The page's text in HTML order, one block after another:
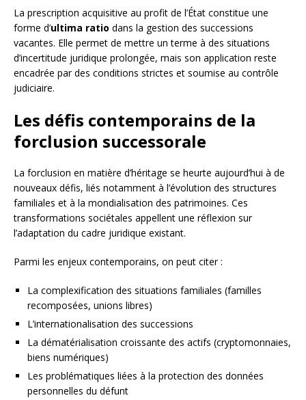
La prescription acquisitive au profit de l’État constitue une
forme d’ultima ratio dans la gestion des successions
vacantes. Elle permet de mettre un terme à des situations
d’incertitude juridique prolongée, mais son application reste
encadrée par des conditions strictes et soumise au contrôle
judiciaire.
Les défis contemporains de la
forclusion successorale
La forclusion en matière d’héritage se heurte aujourd’hui à de
nouveaux défis, liés notamment à l’évolution des structures
familiales et à la mondialisation des patrimoines. Ces
transformations sociétales appellent une réflexion sur
l’adaptation du cadre juridique existant.
Parmi les enjeux contemporains, on peut citer :
La complexification des situations familiales (familles
recomposées, unions libres)
L’internationalisation des successions
La dématérialisation croissante des actifs (cryptomonnaies,
biens numériques)
Les problématiques liées à la protection des données
personnelles du défunt